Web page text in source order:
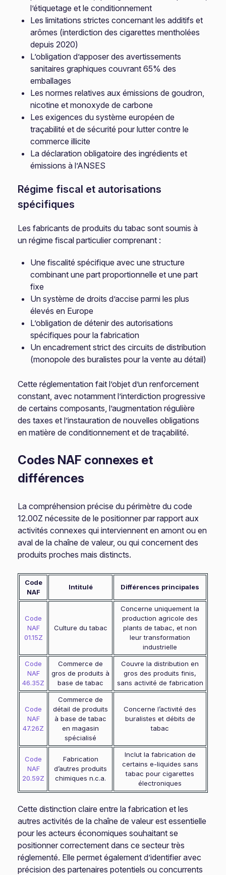
l’étiquetage et le conditionnement
Les limitations strictes concernant les additifs et
arômes (interdiction des cigarettes mentholées
depuis 2020)
L’obligation d’apposer des avertissements
sanitaires graphiques couvrant 65% des
emballages
Les normes relatives aux émissions de goudron,
nicotine et monoxyde de carbone
Les exigences du système européen de
traçabilité et de sécurité pour lutter contre le
commerce illicite
La déclaration obligatoire des ingrédients et
émissions à l’ANSES
Régime fiscal et autorisations
spécifiques
Les fabricants de produits du tabac sont soumis à
un régime fiscal particulier comprenant :
Une fiscalité spécifique avec une structure
combinant une part proportionnelle et une part
fixe
Un système de droits d’accise parmi les plus
élevés en Europe
L’obligation de détenir des autorisations
spécifiques pour la fabrication
Un encadrement strict des circuits de distribution
(monopole des buralistes pour la vente au détail)
Cette réglementation fait l’objet d’un renforcement
constant, avec notamment l’interdiction progressive
de certains composants, l’augmentation régulière
des taxes et l’instauration de nouvelles obligations
en matière de conditionnement et de traçabilité.
Codes NAF connexes et
différences
La compréhension précise du périmètre du code
12.00Z nécessite de le positionner par rapport aux
activités connexes qui interviennent en amont ou en
aval de la chaîne de valeur, ou qui concernent des
produits proches mais distincts.
Code
NAF
Intitulé Différences principales
Code
NAF
01.15Z
Culture du tabac
Concerne uniquement la
production agricole des
plants de tabac, et non
leur transformation
industrielle
Code
NAF
46.35Z
Commerce de
gros de produits à
base de tabac
Couvre la distribution en
gros des produits finis,
sans activité de fabrication
Code
NAF
47.26Z
Commerce de
détail de produits
à base de tabac
en magasin
spécialisé
Concerne l’activité des
buralistes et débits de
tabac
Code
NAF
20.59Z
Fabrication
d’autres produits
chimiques n.c.a.
Inclut la fabrication de
certains e-liquides sans
tabac pour cigarettes
électroniques
Cette distinction claire entre la fabrication et les
autres activités de la chaîne de valeur est essentielle
pour les acteurs économiques souhaitant se
positionner correctement dans ce secteur très
réglementé. Elle permet également d’identifier avec
précision des partenaires potentiels ou concurrents